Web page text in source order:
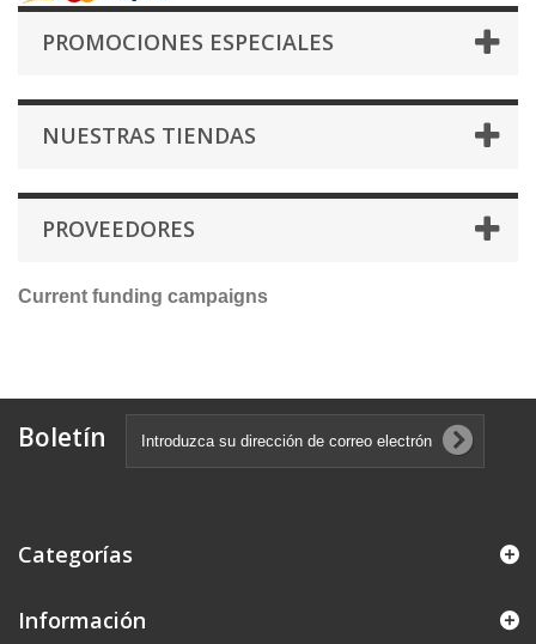
PROMOCIONES ESPECIALES
NUESTRAS TIENDAS
PROVEEDORES
Current funding campaigns
Boletín
Categorías
Información